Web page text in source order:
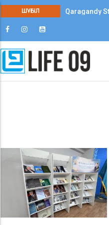
ШҰҒЫЛ
Qaragandy